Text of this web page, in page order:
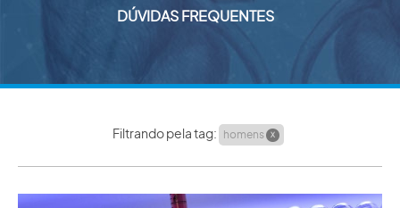
SBU NO CONSULTÓRIO
DÚVIDAS FREQUENTES
Filtrando pela tag: homens X